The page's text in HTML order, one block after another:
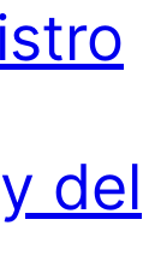
del